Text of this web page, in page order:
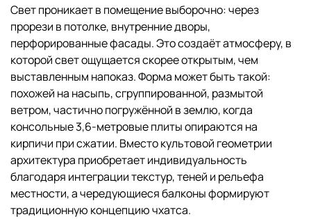
Свет проникает в помещение выборочно: через
прорези в потолке, внутренние дворы,
перфорированные фасады. Это создаёт атмосферу, в
которой свет ощущается скорее открытым, чем
выставленным напоказ. Форма может быть такой:
похожей на насыпь, сгруппированной, размытой
ветром, частично погружённой в землю, когда
консольные 3,6-метровые плиты опираются на
кирпичи при сжатии. Вместо культовой геометрии
архитектура приобретает индивидуальность
благодаря интеграции текстур, теней и рельефа
местности, а чередующиеся балконы формируют
традиционную концепцию чхатса.